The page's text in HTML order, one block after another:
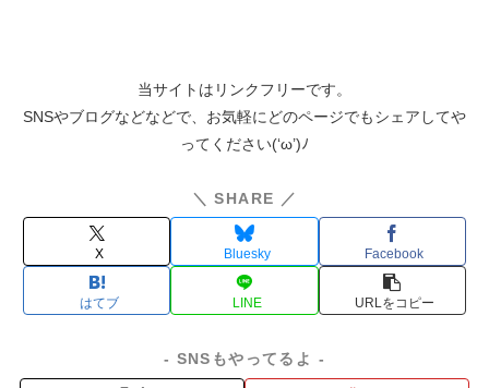
当サイトはリンクフリーです。
SNSやブログなどなどで、お気軽にどのページでもシェアしてや
ってください(‘ω’)ﾉ
＼ SHARE ／
X Bluesky Facebook
はてブ LINE コピー
- SNSもやってるよ -